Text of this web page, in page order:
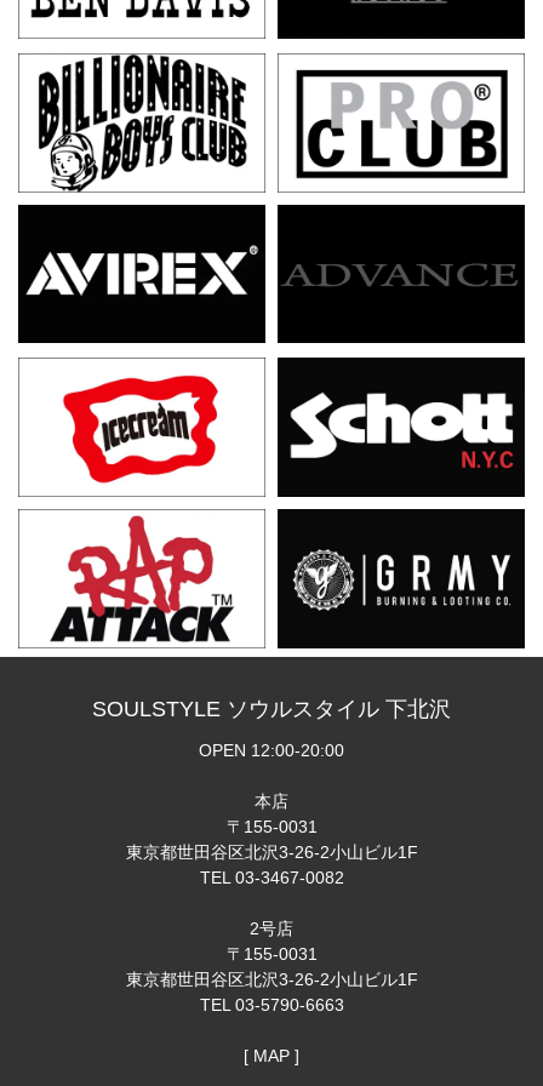
SOULSTYLE ソウルスタイル 下北沢
OPEN 12:00-20:00
本店
〒155-0031
東京都世田谷区北沢3-26-2小山ビル1F
TEL 03-3467-0082
2号店
〒155-0031
東京都世田谷区北沢3-26-2小山ビル1F
TEL 03-5790-6663
[ MAP ]